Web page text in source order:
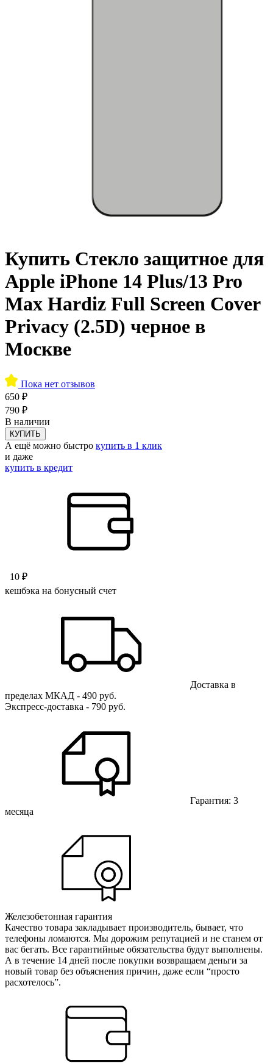
Купить Стекло защитное для
Apple iPhone 14 Plus/13 Pro
Max Hardiz Full Screen Cover
Privacy (2.5D) черное в
Москве
Пока нет отзывов
650 ₽
790 ₽
В наличии
КУПИТЬ
А ещё можно быстро купить в 1 клик
и даже
купить в кредит
10 ₽
кешбэка на бонусный счет
Доставка в
пределах МКАД - 490 руб.
Экспресс-доставка - 790 руб.
Гарантия: 3
месяца
Железобетонная гарантия
Качество товара закладывает производитель, бывает, что
телефоны ломаются. Мы дорожим репутацией и не станем от
вас бегать. Все гарантийные обязательства будут выполнены.
А в течение 14 дней после покупки возвращаем деньги за
новый товар без объяснения причин, даже если “просто
расхотелось”.